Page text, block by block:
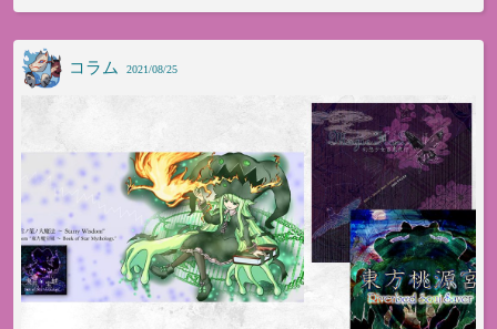
コラム 2021/08/25